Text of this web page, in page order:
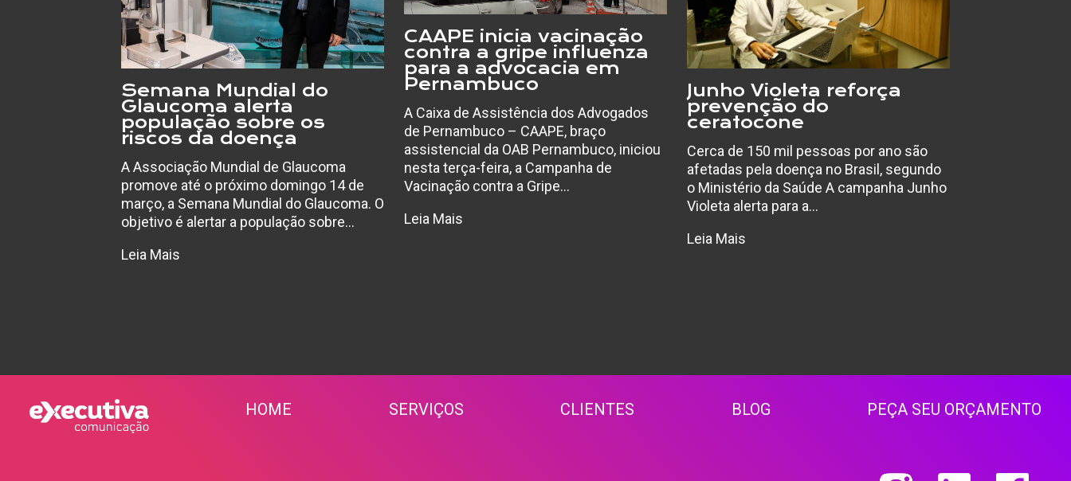
Semana Mundial do
Glaucoma alerta
população sobre os
riscos da doença
A Associação Mundial de Glaucoma
promove até o próximo domingo 14 de
março, a Semana Mundial do Glaucoma. O
objetivo é alertar a população sobre…
Leia Mais
CAAPE inicia vacinação
contra a gripe influenza
para a advocacia em
Pernambuco
A Caixa de Assistência dos Advogados
de Pernambuco – CAAPE, braço
assistencial da OAB Pernambuco, iniciou
nesta terça-feira, a Campanha de
Vacinação contra a Gripe…
Leia Mais
Junho Violeta reforça
prevenção do
ceratocone
Cerca de 150 mil pessoas por ano são
afetadas pela doença no Brasil, segundo
o Ministério da Saúde A campanha Junho
Violeta alerta para a…
Leia Mais
HOME SERVIÇOS CLIENTES BLOG PEÇA SEU ORÇAMENTO